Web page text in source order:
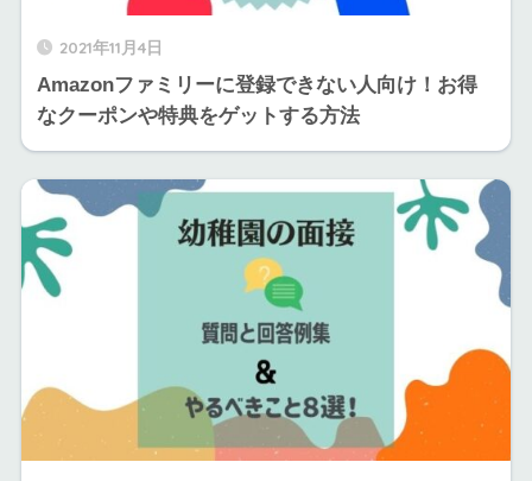
2021年11月4日
Amazonファミリーに登録できない人向け！お得
なクーポンや特典をゲットする方法